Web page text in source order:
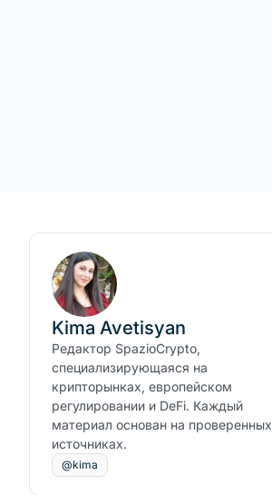
Kima Avetisyan
Редактор SpazioCrypto,
специализирующаяся на
крипторынках, европейском
регулировании и DeFi. Каждый
материал основан на проверенных
источниках.
@kima